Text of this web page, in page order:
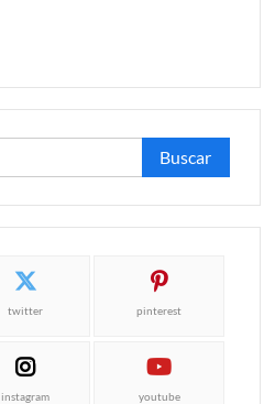
Buscar:
twitter pinterest
instagram youtube